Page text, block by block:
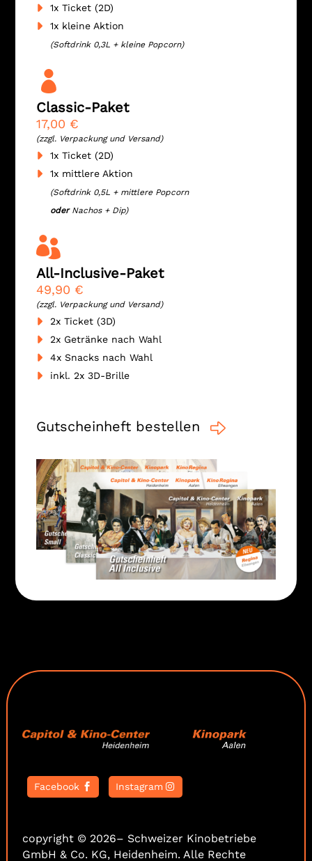
1x Ticket (2D)
1x kleine Aktion
(Softdrink 0,3L + kleine Popcorn)

Classic-Paket
17,00 €
(zzgl. Verpackung und Versand)
1x Ticket (2D)
1x mittlere Aktion
(Softdrink 0,5L + mittlere Popcorn
oderNachos + Dip)

All-Inclusive-Paket
49,90 €
(zzgl. Verpackung und Versand)
2x Ticket (3D)
2x Getränke nach Wahl
4x Snacks nach Wahl
inkl. 2x 3D-Brille
Gutscheinheft bestellen
Facebook Instagram
copyright © 2026– Schweizer Kinobetriebe
GmbH & Co. KG, Heidenheim. Alle Rechte